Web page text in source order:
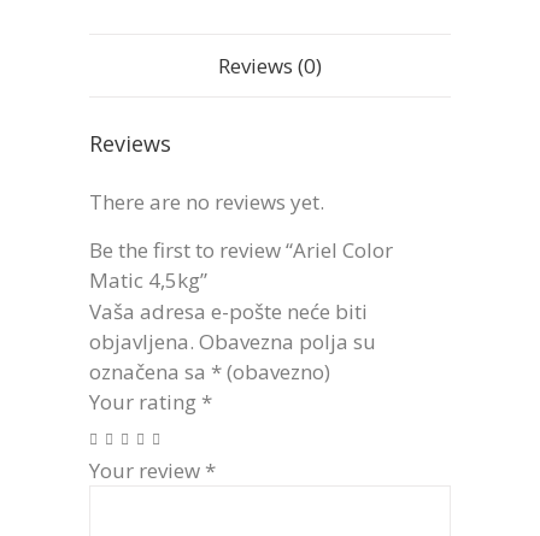
Reviews (0)
Reviews
There are no reviews yet.
Be the first to review “Ariel Color
Matic 4,5kg”
Vaša adresa e-pošte neće biti
objavljena. Obavezna polja su
označena sa * (obavezno)
Your rating *
Your review *